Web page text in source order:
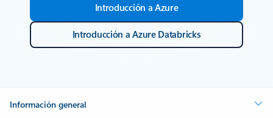
Introducción a Azure
Introducción a Azure Databricks
Información general